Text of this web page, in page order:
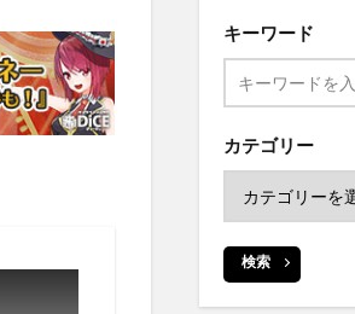
キーワード
カテゴリー
検索